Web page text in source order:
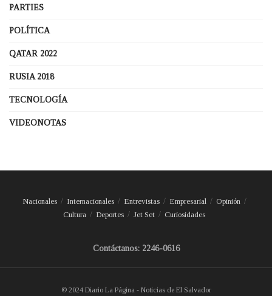
PARTIES
POLÍTICA
QATAR 2022
RUSIA 2018
TECNOLOGÍA
VIDEONOTAS
Nacionales Internacionales Entrevistas Empresarial
Opinión
Cultura
Deportes Jet Set Curiosidades
Contáctanos: 2246-0616
© 2024 Diario La Página - Noticias de El Salvador